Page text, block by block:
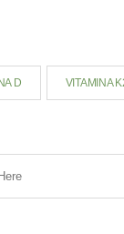
D VITAMINA